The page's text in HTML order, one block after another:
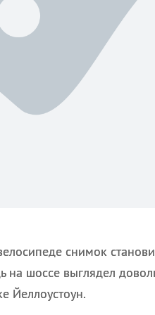
снимок
на шоссе выглядел
Йеллоустоун.